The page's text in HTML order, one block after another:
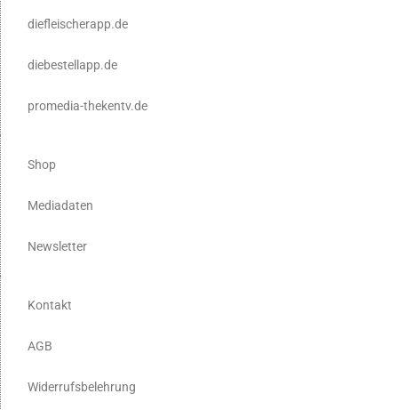
diefleischerapp.de
diebestellapp.de
promedia-thekentv.de
Shop
Mediadaten
Newsletter
Kontakt
AGB
Widerrufsbelehrung